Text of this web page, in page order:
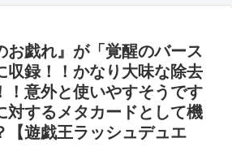
お戯れ』が「覚醒のバース
収録！！かなり大味な除去
！意外と使いやすそうです
対するメタカードとして機
【遊戯王ラッシュデュエ